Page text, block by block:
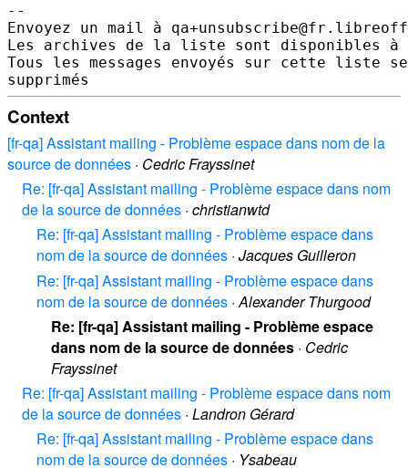
--
Envoyez un mail à
Les archives de la liste sont disponibles à
Tous les messages envoyés sur cette liste
Context
[fr-qa] Assistant mailing - Problème espace dans nom de la
source de données · Cedric Frayssinet
Re: [fr-qa] Assistant mailing - Problème espace dans nom
de la source de données · christianwtd
Re: [fr-qa] Assistant mailing - Problème espace dans
nom de la source de données · Jacques Guilleron
Re: [fr-qa] Assistant mailing - Problème espace dans
nom de la source de données ·Alexander Thurgood
Re: [fr-qa] Assistant mailing - Problème espace
dans nom de la source de données · Cedric
Frayssinet
Re: [fr-qa] Assistant mailing - Problème espace dans nom
de la source de données · Landron Gérard
Re: [fr-qa] Assistant mailing - Problème espace dans
nom de la source de données · Ysabeau